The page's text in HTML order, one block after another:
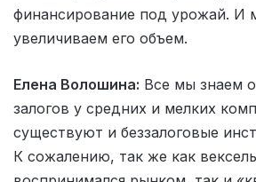
финансирование под урожай. И
увеличиваем его объем.
Елена Волошина: Все мы знаем
залогов у средних и мелких
существуют и беззалоговые
К сожалению, так же как